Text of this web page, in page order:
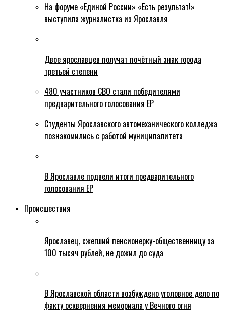
На форуме «Единой России» «Есть результат!»
выступила журналистка из Ярославля
Двое ярославцев получат почётный знак города
третьей степени
480 участников СВО стали победителями
предварительного голосования ЕР
Студенты Ярославского автомеханического колледжа
познакомились с работой муниципалитета
В Ярославле подвели итоги предварительного
голосования ЕР
Происшествия
Ярославец, сжегший пенсионерку-общественницу за
100 тысяч рублей, не дожил до суда
В Ярославской области возбуждено уголовное дело по
факту осквернения мемориала у Вечного огня